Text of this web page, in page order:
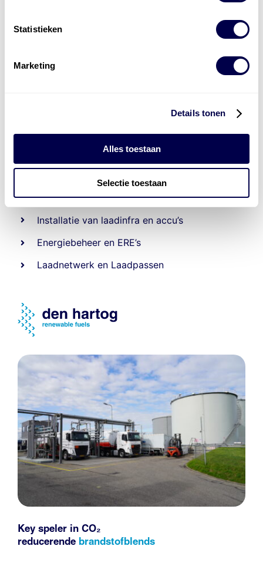
Statistieken
Marketing
Details tonen
Alles toestaan
Selectie toestaan
Installatie van laadinfra en accu’s
Energiebeheer en ERE’s
Laadnetwerk en Laadpassen
Key speler in CO₂
reducerende brandstofblends